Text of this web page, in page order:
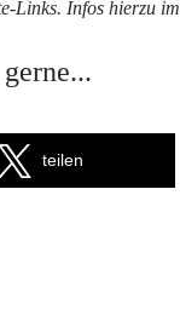
Links. Infos hierzu im
teilen